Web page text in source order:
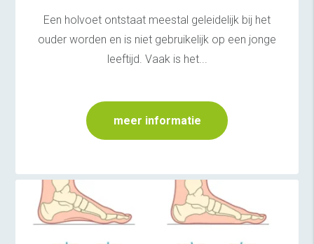
Een holvoet ontstaat meestal geleidelijk bij het
ouder worden en is niet gebruikelijk op een jonge
leeftijd. Vaak is het...
meer informatie